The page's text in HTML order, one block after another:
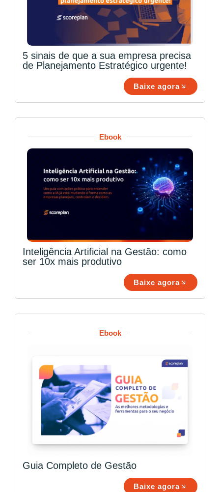
5 sinais de que a sua empresa precisa
de Planejamento Estratégico urgente!
Baixe agora
Ebook
Inteligência Artificial na Gestão: como
ser 10x mais produtivo
Baixe agora
Ebook
Guia Completo de Gestão
Baixe agora